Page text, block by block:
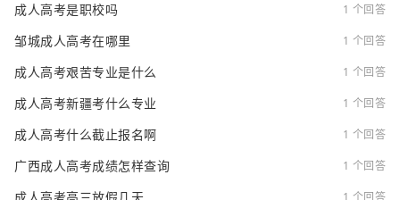
成人高考是职校吗 1 个回答
邹城成人高考在哪里 1 个回答
成人高考艰苦专业是什么 1 个回答
成人高考新疆考什么专业 1 个回答
成人高考什么截止报名啊 1 个回答
广西成人高考成绩怎样查询 1 个回答
1 个回答